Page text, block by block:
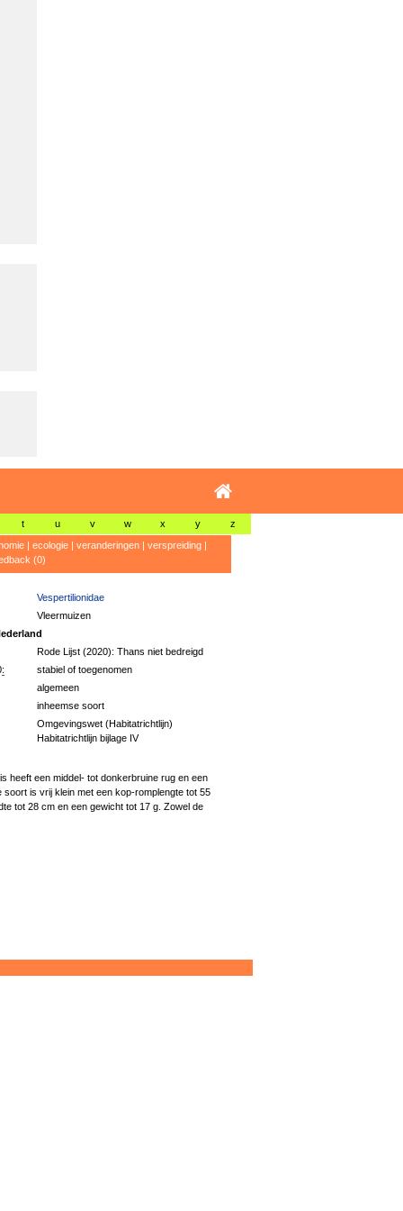
t u v w x y z
| ecologie| veranderingen| verspreiding|
(0)
Vespertilionidae
Vleermuizen
Rode Lijst (2020): Thans niet bedreigd
stabiel of toegenomen
algemeen
inheemse soort
Omgevingswet (Habitatrichtlijn)
Habitatrichtlijn bijlage IV
heeft een middel- tot donkerbruine rug en een
soort is vrij klein met een kop-romplengte tot 55
tot 28 cm en een gewicht tot 17 g. Zowel de